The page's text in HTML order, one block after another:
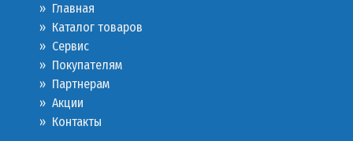
» Главная
» Каталог товаров
» Сервис
» Покупателям
» Партнерам
» Акции
» Контакты